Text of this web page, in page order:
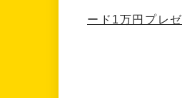
ード1万円プレ